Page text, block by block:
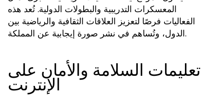
المعسكرات التدريبية والبطولات الدولية. تُعد هذه
الفعاليات فرصًا لتعزيز العلاقات الثقافية والرياضية بين
الدول، وتُساهم في نشر صورة إيجابية عن المملكة.
تعليمات السلامة والأمان على
الإنترنت